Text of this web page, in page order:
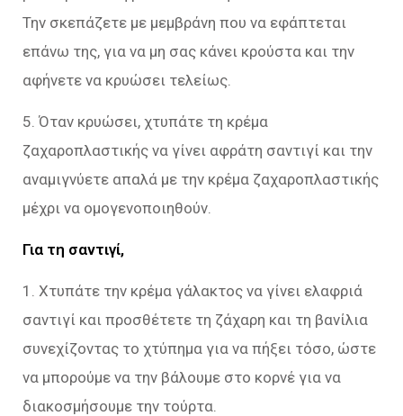
Την σκεπάζετε με μεμβράνη που να εφάπτεται
επάνω της, για να μη σας κάνει κρούστα και την
αφήνετε να κρυώσει τελείως.
5. Όταν κρυώσει, χτυπάτε τη κρέμα
ζαχαροπλαστικής να γίνει αφράτη σαντιγί και την
αναμιγνύετε απαλά με την κρέμα ζαχαροπλαστικής
μέχρι να ομογενοποιηθούν.
Για τη σαντιγί,
1. Χτυπάτε την κρέμα γάλακτος να γίνει ελαφριά
σαντιγί και προσθέτετε τη ζάχαρη και τη βανίλια
συνεχίζοντας το χτύπημα για να πήξει τόσο, ώστε
να μπορούμε να την βάλουμε στο κορνέ για να
διακοσμήσουμε την τούρτα.